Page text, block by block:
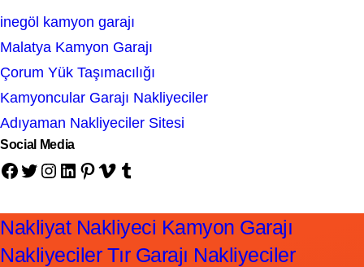
inegöl kamyon garajı
Malatya Kamyon Garajı
Çorum Yük Taşımacılığı
Kamyoncular Garajı Nakliyeciler
Adıyaman Nakliyeciler Sitesi
Social Media
Facebook Twitter Instagram LinkedIn Pinterest Vimeo Tumblr
Nakliyat Nakliyeci Kamyon Garajı
Nakliyeciler Tır Garajı Nakliyeciler